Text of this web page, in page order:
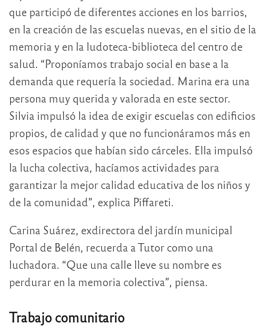
que participó de diferentes acciones en los barrios,
en la creación de las escuelas nuevas, en el sitio de la
memoria y en la ludoteca-biblioteca del centro de
salud. “Proponíamos trabajo social en base a la
demanda que requería la sociedad. Marina era una
persona muy querida y valorada en este sector.
Silvia impulsó la idea de exigir escuelas con edificios
propios, de calidad y que no funcionáramos más en
esos espacios que habían sido cárceles. Ella impulsó
la lucha colectiva, hacíamos actividades para
garantizar la mejor calidad educativa de los niños y
de la comunidad”, explica Piffareti.
Carina Suárez, exdirectora del jardín municipal
Portal de Belén, recuerda a Tutor como una
luchadora. “Que una calle lleve su nombre es
perdurar en la memoria colectiva”, piensa.
Trabajo comunitario